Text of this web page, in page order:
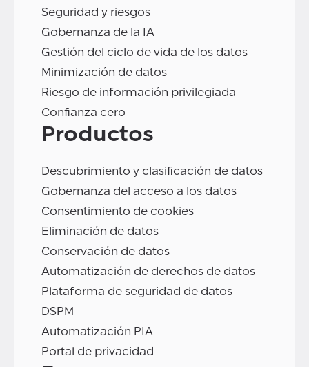
Seguridad y riesgos
Gobernanza de la IA
Gestión del ciclo de vida de los datos
Minimización de datos
Riesgo de información privilegiada
Confianza cero
Productos
Descubrimiento y clasificación de datos
Gobernanza del acceso a los datos
Consentimiento de cookies
Eliminación de datos
Conservación de datos
Automatización de derechos de datos
Plataforma de seguridad de datos
DSPM
Automatización PIA
Portal de privacidad